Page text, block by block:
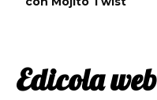
Edicola web